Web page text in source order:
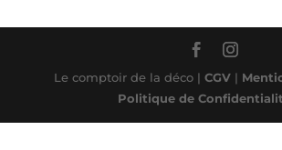
Le comptoir de la déco | CGV|
Politique de